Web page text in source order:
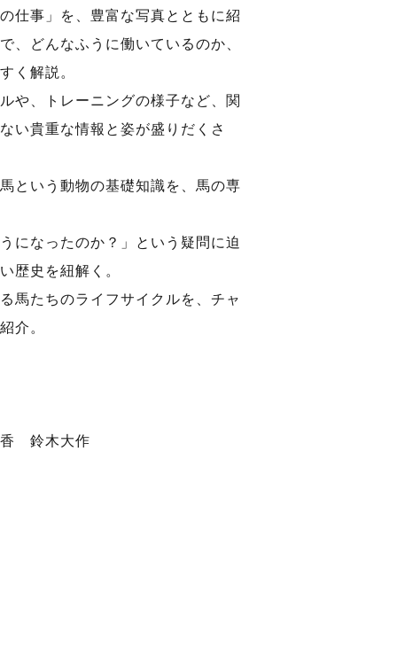
仕事」を、豊富な写真とともに紹
、どんなふうに働いているのか、
く解説。
や、トレーニングの様子など、関
い貴重な情報と姿が盛りだくさ
という動物の基礎知識を、馬の専
になったのか？」という疑問に迫
歴史を紐解く。
馬たちのライフサイクルを、チャ
介。
鈴木大作